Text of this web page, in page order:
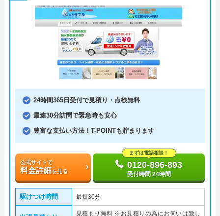
24時間365日受付で見積り・点検無料
最速30分訪問で緊急時も安心
豊富な支払い方法！T-POINTも貯まります
公式サイトで
料金詳細を見る
まずは電話相談！
0120-896-893
受付時間 24時間
駆けつけ時間 最短30分
見積もり無料 ※お見積りの為にお伺いは致し